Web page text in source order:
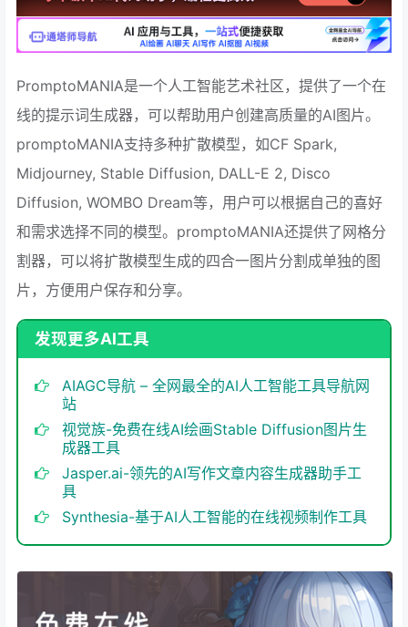
PromptoMANIA是一个人工智能艺术社区，提供了一个在
线的提示词生成器，可以帮助用户创建高质量的AI图片。
promptoMANIA支持多种扩散模型，如CF Spark,
Midjourney, Stable Diffusion, DALL-E 2, Disco
Diffusion, WOMBO Dream等，用户可以根据自己的喜好
和需求选择不同的模型。promptoMANIA还提供了网格分
割器，可以将扩散模型生成的四合一图片分割成单独的图
片，方便用户保存和分享。
发现更多AI工具
AIAGC导航 – 全网最全的AI人工智能工具导航网
站
视觉族-免费在线AI绘画Stable Diffusion图片生
成器工具
Jasper.ai-领先的AI写作文章内容生成器助手工
具
Synthesia-基于AI人工智能的在线视频制作工具